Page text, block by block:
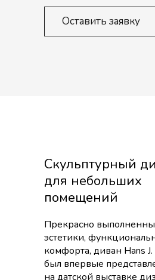
Оставить заявку
Скульптурный
для небольших
помещений
Прекрасно
эстетики,
комфорта, диван Hans
был впервые
на датской выставке